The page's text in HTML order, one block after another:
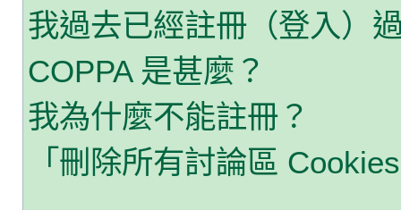
我過去已經註冊（登入）
COPPA 是甚麼？
我為什麼不能註冊？
「刪除所有討論區